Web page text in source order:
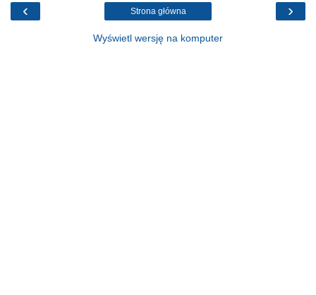
‹ ›
Strona główna
Wyświetl wersję na komputer